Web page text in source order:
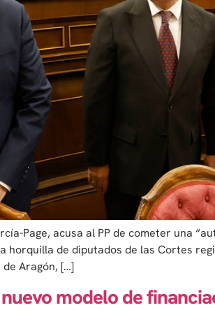
Page, acusa al PP de cometer una
horquilla de diputados de las Cortes
Aragón, […]
modelo de